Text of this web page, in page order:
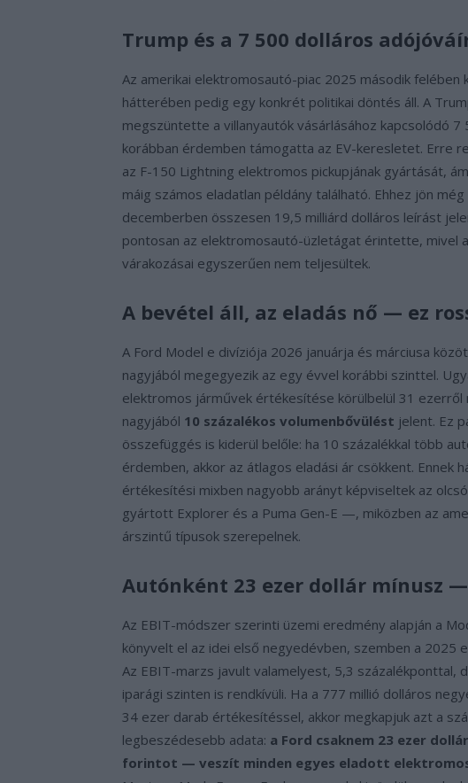
Trump és a 7 500 dolláros
Az amerikai elektromosautó-piac 2025 második
hátterében pedig egy konkrét politikai döntés áll. A
megszüntette a villanyautók vásárlásához kapcsolódó
korábban érdemben támogatta az EV-keresletet. Erre
az F-150 Lightning elektromos pickupjának gyártását,
máig számos eladatlan példány található. Ehhez jön
decemberben összesen 19,5 milliárd dolláros leírást
pontosan az elektromosautó-üzletágat érintette, mivel
várakozásai egyszerűen nem teljesültek.
A bevétel áll, az eladás nő — ez
A Ford Model e divíziója 2026 januárja és márciusa
nagyjából megegyezik az egy évvel korábbi szinttel.
elektromos járművek értékesítése körülbelül 31
nagyjából 10 százalékos volumenbővülést jelent. Ez
összefüggés is kiderül belőle: ha 10 százalékkal több
érdemben, akkor az átlagos eladási ár csökkent. Ennek
értékesítési mixben nagyobb arányt képviseltek az
gyártott Explorer és a Puma Gen-E —, miközben az
árszintű típusok szerepelnek.
Autónként 23 ezer dollár mínusz
Az EBIT-módszer szerinti üzemi eredmény alapján a
könyvelt el az idei első negyedévben, szemben a 2025
Az EBIT-marzs javult valamelyest, 5,3 százalékponttal,
iparági szinten is rendkívüli. Ha a 777 millió dolláros
34 ezer darab értékesítéssel, akkor megkapjuk azt a
legbeszédesebb adata: a Ford csaknem 23 ezer
forintot — veszít minden egyes eladott